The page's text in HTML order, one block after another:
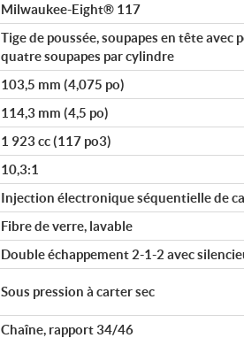
Milwaukee-Eight® 117
Tige de poussée, soupapes en tête
quatre soupapes par cylindre
103,5 mm (4,075 po)
114,3 mm (4,5 po)
1 923 cc (117 po3)
10,3:1
Injection électronique séquentielle de
Fibre de verre, lavable
Double échappement 2-1-2 avec
Sous pression à carter sec
Chaîne, rapport 34/46